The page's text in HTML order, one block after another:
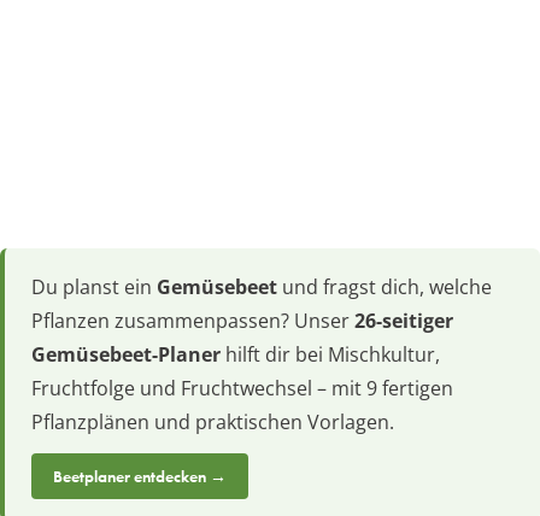
Du planst ein Gemüsebeet und fragst dich, welche
Pflanzen zusammenpassen? Unser26-seitiger
Gemüsebeet-Planer hilft dir bei Mischkultur,
Fruchtfolge und Fruchtwechsel – mit 9 fertigen
Pflanzplänen und praktischen Vorlagen.
Beetplaner entdecken →